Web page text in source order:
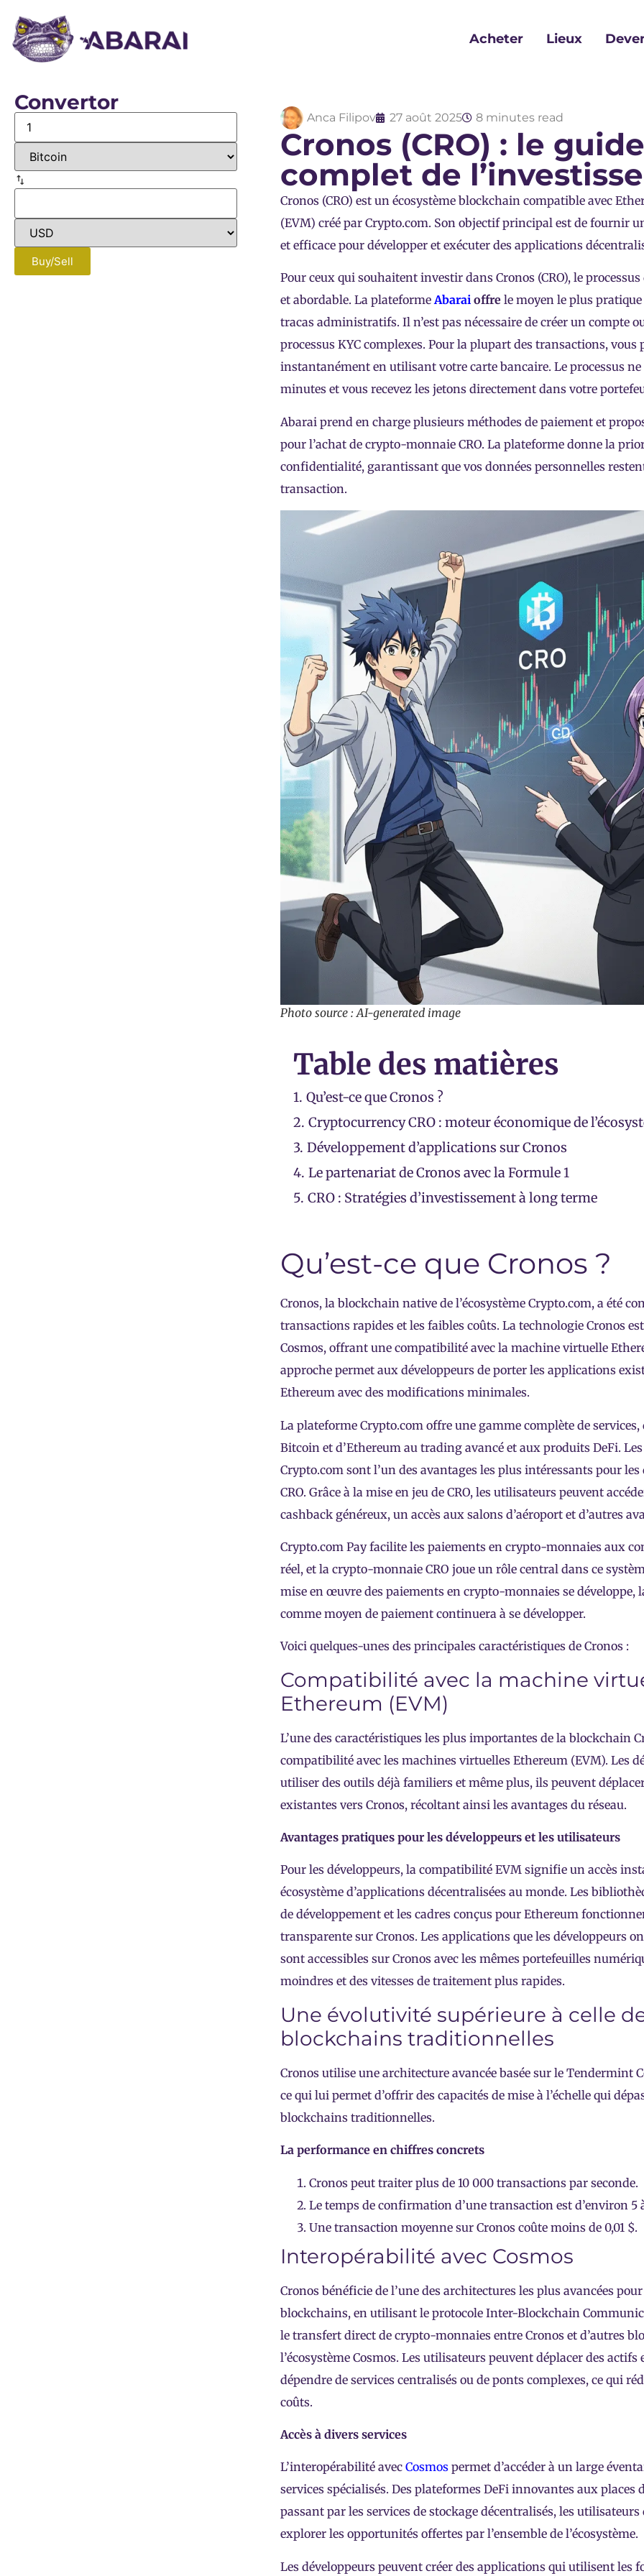
Acheter Lieux
Convertor
Buy/Sell
Anca Filipov 27 août 2025 8 minutes read
Cronos (CRO) : le guide
complet de
Cronos (CRO) est un écosystème blockchain compatible avec
(EVM) créé par Crypto.com. Son objectif principal est de fournir
et efficace pour développer et exécuter des applications
Pour ceux qui souhaitent investir dans Cronos (CRO), le
et abordable. La plateformeAbarai offre le moyen le plus pratique
tracas administratifs. Il n’est pas nécessaire de créer un compte
processus KYC complexes. Pour la plupart des transactions, vous
instantanément en utilisant votre carte bancaire. Le processus ne
minutes et vous recevez les jetons directement dans votre
Abarai prend en charge plusieurs méthodes de paiement et
pour l’achat de crypto-monnaie CRO. La plateforme donne la
confidentialité, garantissant que vos données personnelles
transaction.
Photo source : AI-generated image
Table des matières
1. Qu’est-ce que Cronos ?
2. Cryptocurrency CRO : moteur économique de
3. Développement d’applications sur Cronos
4. Le partenariat de Cronos avec la Formule 1
5. CRO : Stratégies d’investissement à long terme
Qu’est-ce que Cronos ?
Cronos, la blockchain native de l’écosystème Crypto.com, a été
transactions rapides et les faibles coûts. La technologie Cronos
Cosmos, offrant une compatibilité avec la machine virtuelle
approche permet aux développeurs de porter les applications
Ethereum avec des modifications minimales.
La plateforme Crypto.com offre une gamme complète de services,
Bitcoin et d’Ethereum au trading avancé et aux produits DeFi.
Crypto.com sont l’un des avantages les plus intéressants pour
CRO. Grâce à la mise en jeu de CRO, les utilisateurs peuvent
cashback généreux, un accès aux salons d’aéroport et d’autres
Crypto.com Pay facilite les paiements en crypto-monnaies aux
réel, et la crypto-monnaie CRO joue un rôle central dans ce
mise en œuvre des paiements en crypto-monnaies se développe,
comme moyen de paiement continuera à se développer.
Voici quelques-unes des principales caractéristiques de Cronos :
Compatibilité avec la machine
Ethereum (EVM)
L’une des caractéristiques les plus importantes de la blockchain
compatibilité avec les machines virtuelles Ethereum (EVM). Les
utiliser des outils déjà familiers et même plus, ils peuvent
existantes vers Cronos, récoltant ainsi les avantages du réseau.
Avantages pratiques pour les développeurs et les utilisateurs
Pour les développeurs, la compatibilité EVM signifie un accès
écosystème d’applications décentralisées au monde. Les
de développement et les cadres conçus pour Ethereum
transparente sur Cronos. Les applications que les développeurs
sont accessibles sur Cronos avec les mêmes portefeuilles
moindres et des vitesses de traitement plus rapides.
Une évolutivité supérieure à celle
blockchains traditionnelles
Cronos utilise une architecture avancée basée sur le Tendermint
ce qui lui permet d’offrir des capacités de mise à l’échelle qui
blockchains traditionnelles.
La performance en chiffres concrets
Cronos peut traiter plus de 10 000 transactions par seconde.
Le temps de confirmation d’une transaction est d’environ 5
Une transaction moyenne sur Cronos coûte moins de 0,01 $.
Interopérabilité avec Cosmos
Cronos bénéficie de l’une des architectures les plus avancées
blockchains, en utilisant le protocole Inter-Blockchain
le transfert direct de crypto-monnaies entre Cronos et d’autres
l’écosystème Cosmos. Les utilisateurs peuvent déplacer des actifs
dépendre de services centralisés ou de ponts complexes, ce qui
coûts.
Accès à divers services
L’interopérabilité avec Cosmos permet d’accéder à un large
services spécialisés. Des plateformes DeFi innovantes aux places
passant par les services de stockage décentralisés, les utilisateurs
explorer les opportunités offertes par l’ensemble de l’écosystème.
Les développeurs peuvent créer des applications qui utilisent les